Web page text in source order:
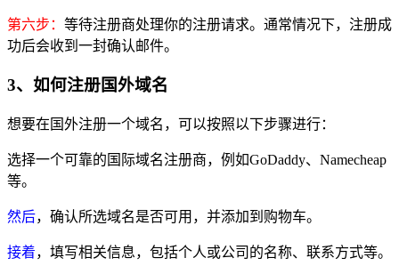
第六步： 等待注册商处理你的注册请求。通常情况下，注册成
功后会收到一封确认邮件。
3、如何注册国外域名
想要在国外注册一个域名，可以按照以下步骤进行：
选择一个可靠的国际域名注册商，例如GoDaddy、Namecheap
等。
然后，确认所选域名是否可用，并添加到购物车。
接着，填写相关信息，包括个人或公司的名称、联系方式等。